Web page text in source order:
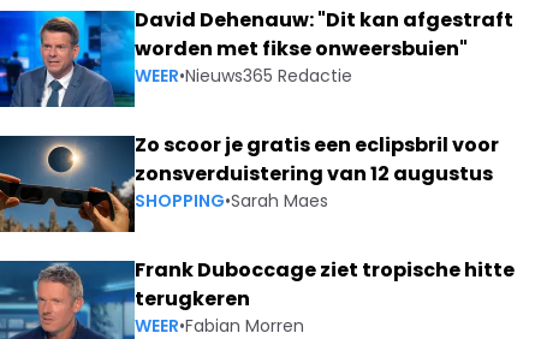
David Dehenauw: "Dit kan afgestraft
worden met fikse onweersbuien"
WEER•Nieuws365 Redactie
Zo scoor je gratis een eclipsbril voor
zonsverduistering van 12 augustus
SHOPPING•Sarah Maes
Frank Duboccage ziet tropische hitte
terugkeren
WEER•Fabian Morren